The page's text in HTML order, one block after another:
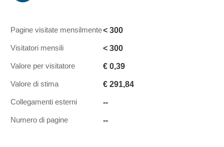
Pagine visitate mensilmente< 300
Visitatori mensili < 300
Valore per visitatore € 0,39
Valore di stima € 291,84
Collegamenti esterni --
Numero di pagine --